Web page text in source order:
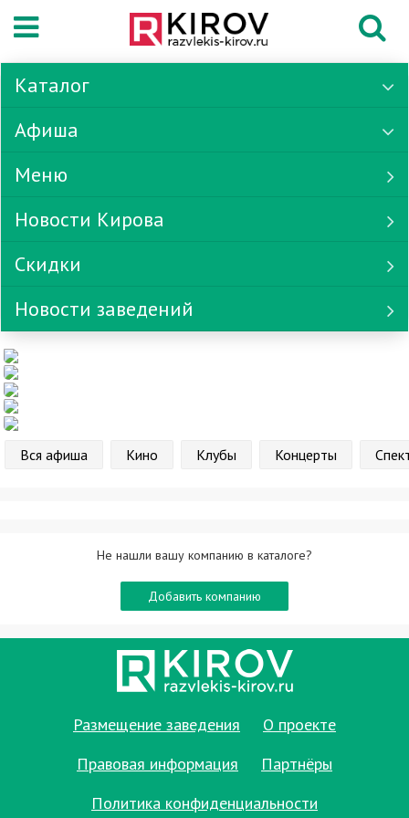
Каталог
Афиша
Меню
Новости Кирова
Скидки
Новости заведений
Вся афиша Кино Клубы Концерты
Не нашли вашу компанию в каталоге?
Добавить компанию
Размещение заведения
О проекте
Правовая информация
Партнёры
Политика конфиденциальности